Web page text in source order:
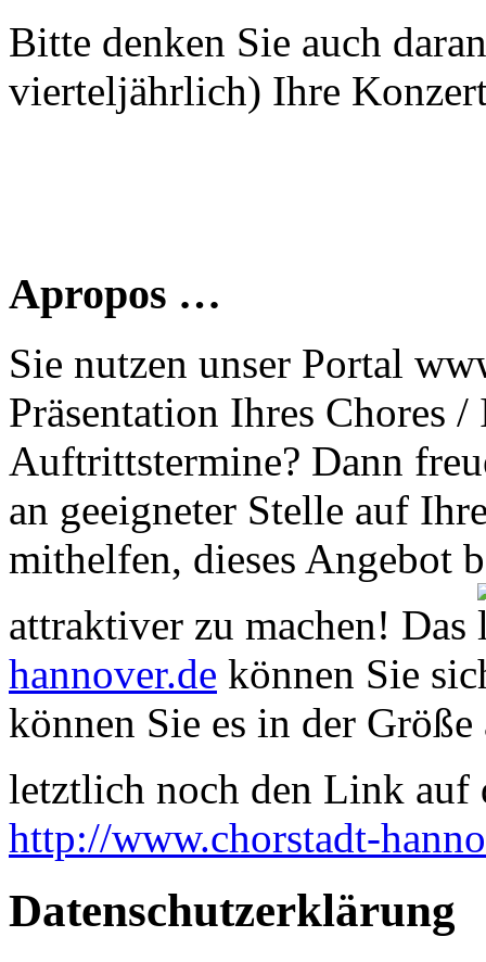
Bitte denken Sie auch
vierteljährlich) Ihre
Apropos …
Sie nutzen unser Portal
Präsentation Ihres Chores
Auftrittstermine? Dann
an geeigneter Stelle auf
mithelfen, dieses Angebot
attraktiver zu machen! Das
hannover.de können Sie
können Sie es in der
letztlich noch den Link auf
http://www.chorstadt-
Datenschutzerklärung